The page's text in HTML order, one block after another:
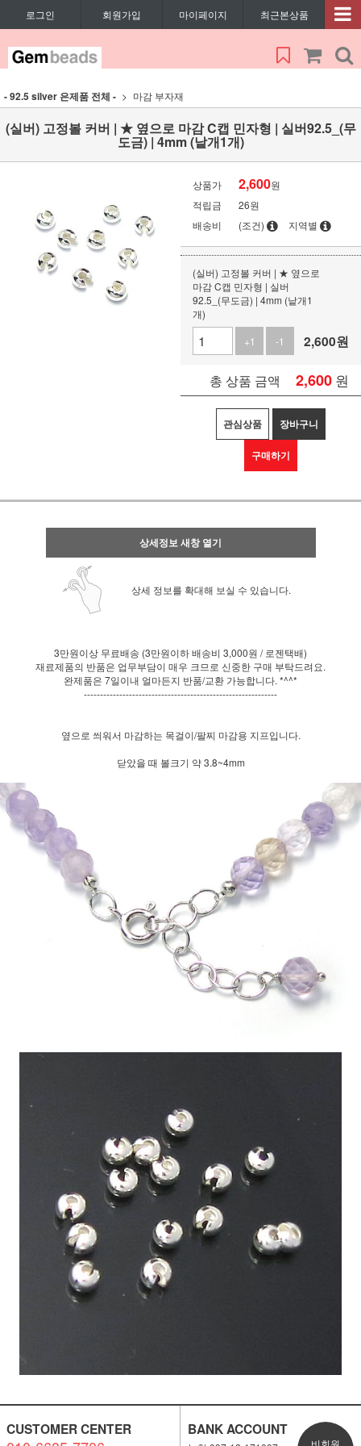
로그인 회원가입 마이페이지 최근본상품
- 92.5 silver 은제품 전체 - 마감 부자재
(실버) 고정볼 커버 | ★ 옆으로 마감 C캡 민자형 | 실버92.5_(무
도금) | 4mm (낱개1개)
상품가 2,600원
적립금
26원
배송비
(조건) 지역별
(실버) 고정볼 커버 | ★ 옆으로
마감 C캡 민자형 | 실버
92.5_(무도금) | 4mm (낱개1
개)
+1
-1 2,600원
총 상품 금액 2,600 원
관심상품 장바구니
구매하기
상세정보 새창 열기
상세 정보를 확대해 보실 수 있습니다.
3만원이상 무료배송 (3만원이하 배송비 3,000원 / 로젠택배)
재료제품의 반품은 업무부담이 매우 크므로 신중한 구매 부탁드려요.
완제품은 7일이내 얼마든지 반품/교환 가능합니다. *^^*
------------------------------------------------------------
옆으로 씌워서 마감하는 목걸이/팔찌 마감용 지프입니다.
닫았을 때 볼크기 약 3.8~4mm
CUSTOMER CENTER BANK ACCOUNT
비회원